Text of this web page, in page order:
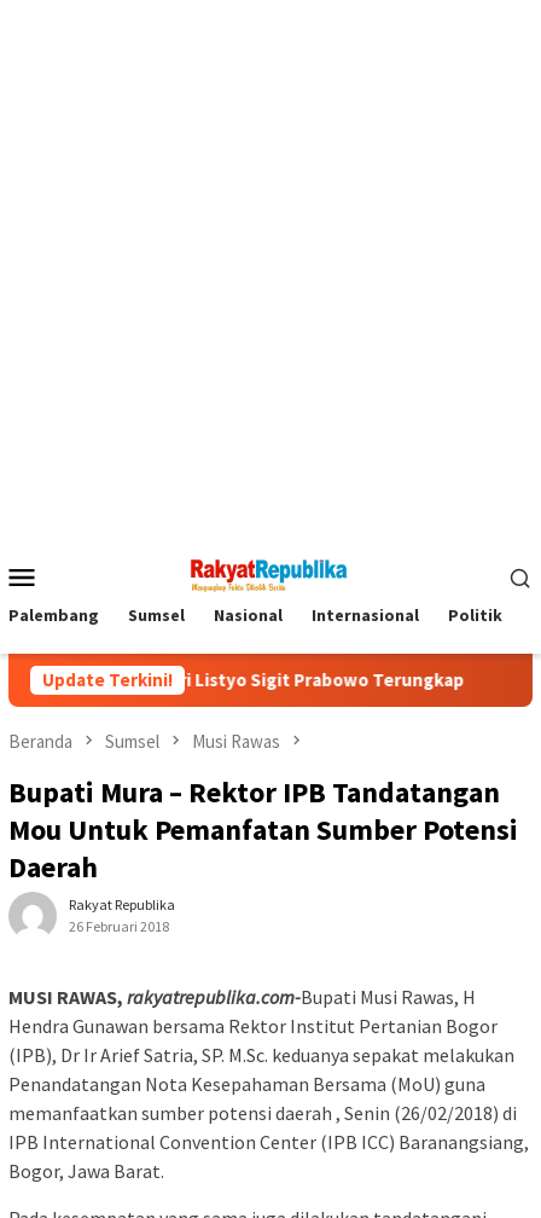
Mobile
Palembang Sumsel Nasional Internasional Politik
Update Terkini!
Listyo Sigit Prabowo Terungkap Sudah Tiga
Beranda Sumsel Musi Rawas
Bupati Mura – Rektor IPB Tandatangan
Mou Untuk Pemanfatan Sumber Potensi
Daerah
Rakyat Republika
26 Februari 2018
MUSI RAWAS, rakyatrepublika.com-Bupati Musi Rawas, H
Hendra Gunawan bersama Rektor Institut Pertanian Bogor
(IPB), Dr Ir Arief Satria, SP. M.Sc. keduanya sepakat melakukan
Penandatangan Nota Kesepahaman Bersama (MoU) guna
memanfaatkan sumber potensi daerah , Senin (26/02/2018) di
IPB International Convention Center (IPB ICC) Baranangsiang,
Bogor, Jawa Barat.